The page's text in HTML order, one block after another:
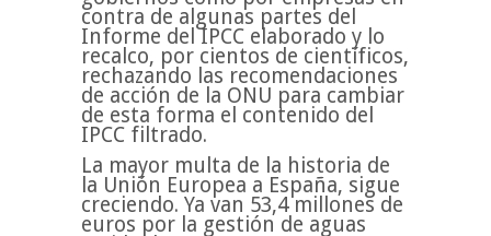
contra de algunas partes del
Informe del IPCC elaborado y lo
recalco, por cientos de científicos,
rechazando las recomendaciones
de acción de la ONU para cambiar
de esta forma el contenido del
IPCC filtrado.
La mayor multa de la historia de
la Unión Europea a España, sigue
creciendo. Ya van 53,4 millones de
euros por la gestión de aguas